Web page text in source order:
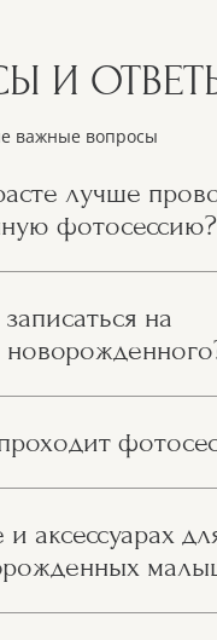
И
важные вопросы
лучше
фотосессию?
на
аксессуарах